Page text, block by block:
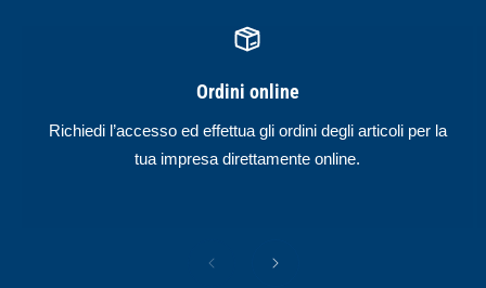
Ordini online
Richiedi l’accesso ed effettua gli ordini degli articoli per la
tua impresa direttamente online.